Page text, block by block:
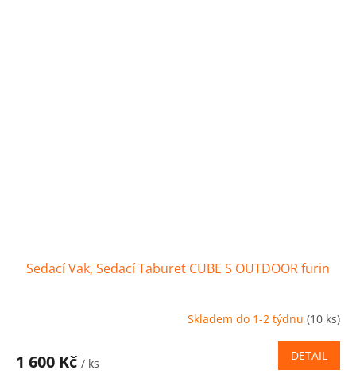
Sedací Vak, Sedací Taburet CUBE S OUTDOOR furin
Skladem do 1-2 týdnu (10 ks)
1 600 Kč / ks
DETAIL